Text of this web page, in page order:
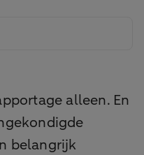
alleen. En
belangrijk